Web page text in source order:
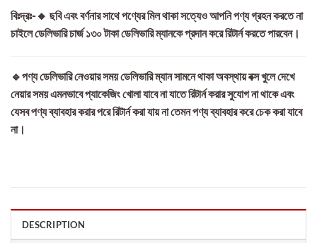
বিঃদ্রঃ-🔸 ছবি এবং বর্ণনার সাথে পণ্যের মিল থাকা সত্যেও আপনি পণ্য গ্রহন করতে না
চাইলে ডেলিভারি চার্জ ১৩০ টাকা ডেলিভারি ম্যানকে প্রদান করে রিটার্ন করতে পারবেন।
🔹পণ্য ডেলিভারি নেওয়ার সময় ডেলিভারি ম্যান সামনে থাকা অবস্থায় বক্স খুলে দেখে
নেয়ার সময় এমনভাবে প্যাকেজিং খোলা যাবে না যাতে রিটার্ন করার সুযোগ না থাকে এবং
যেসব পণ্য ব্যাবহার করার পরে রিটার্ন করা যায় না তেমন পণ্য ব্যাবহার করে চেক করা যাবে
না।
DESCRIPTION